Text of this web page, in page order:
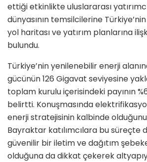
ettiği etkinlikte uluslararası
dünyasının temsilcilerine
yol haritası ve yatırım planlarına
bulundu.
Türkiye’nin yenilenebilir enerji
gücünün 126 Gigavat seviyesine
toplam kurulu içerisindeki payının
belirtti. Konuşmasında
enerji stratejisinin kalbinde
Bayraktar katılımcılara bu süreçte
güvenilir bir iletim ve dağıtım
olduğuna da dikkat çekerek